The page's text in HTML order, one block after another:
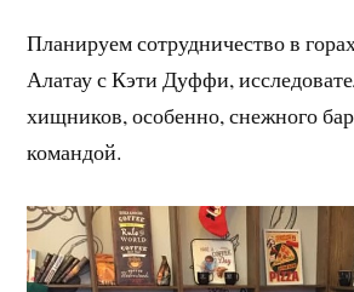
Планируем сотрудничество в
Алатау с Кэти Дуффи,
хищников, особенно, снежного
командой.